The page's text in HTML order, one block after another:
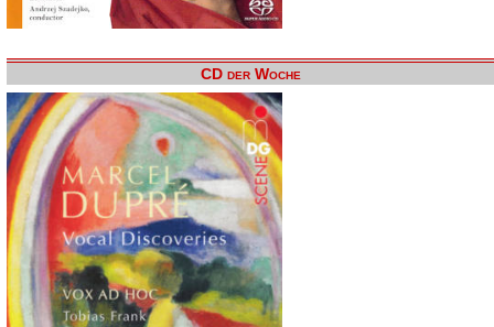
CD der Woche